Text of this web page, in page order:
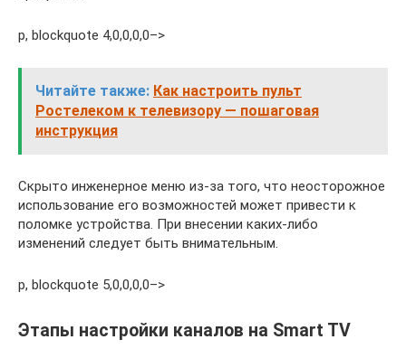
p, blockquote 4,0,0,0,0–>
Читайте также: Как настроить пульт
Ростелеком к телевизору — пошаговая
инструкция
Скрыто инженерное меню из-за того, что неосторожное
использование его возможностей может привести к
поломке устройства. При внесении каких-либо
изменений следует быть внимательным.
p, blockquote 5,0,0,0,0–>
Этапы настройки каналов на Smart TV